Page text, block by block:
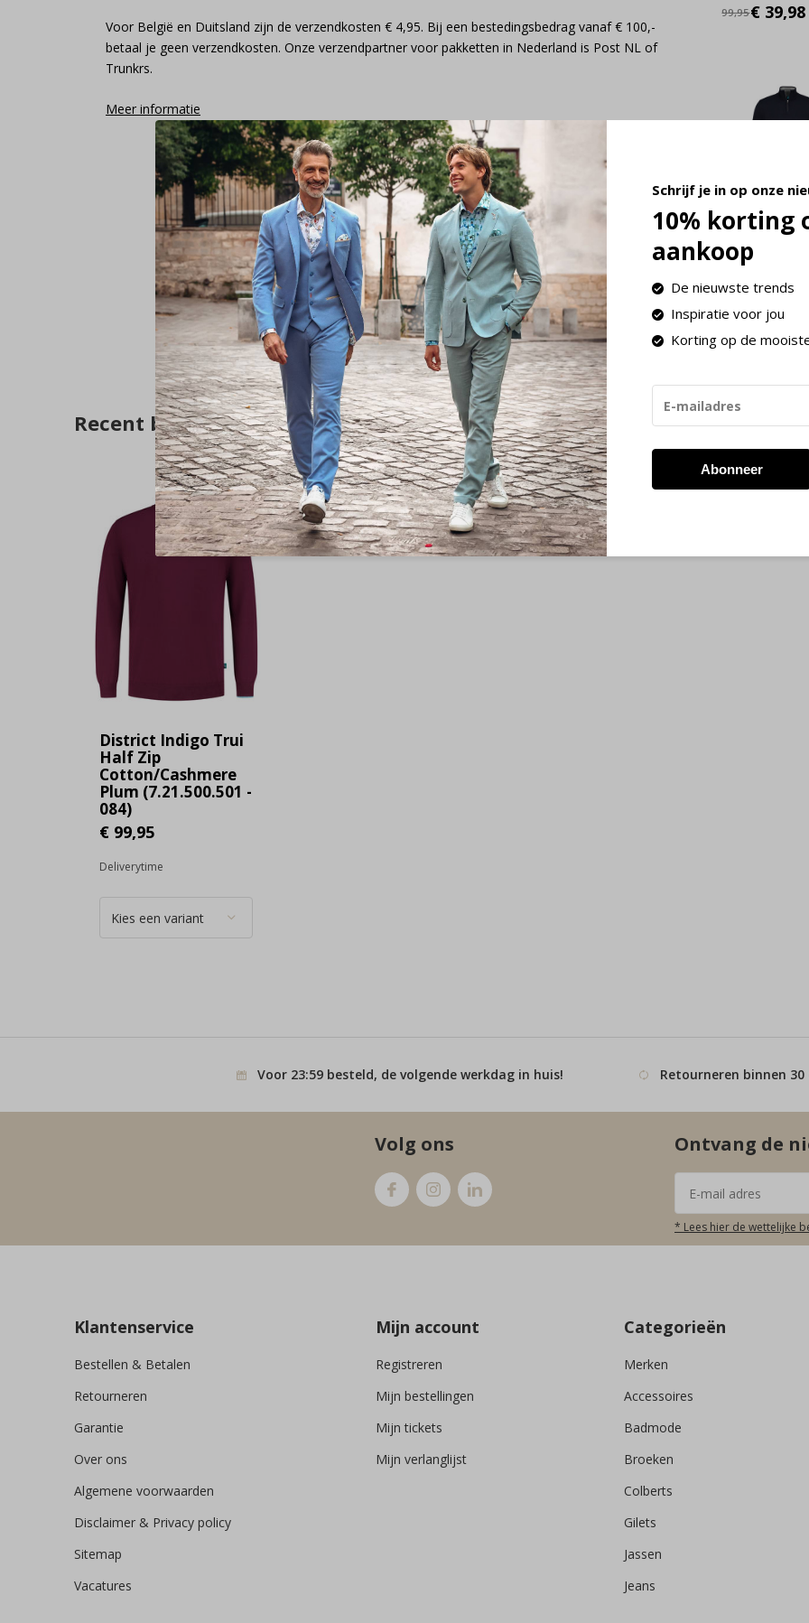
Voor België en Duitsland zijn de verzendkosten € 4,95. Bij een bestedingsbedrag vanaf € 100,-
betaal je geen verzendkosten. Onze verzendpartner voor pakketten in Nederland is Post NL of
Trunkrs.
Meer informatie
99,95€ 39,98
District
Half Zip
Cotton/
010)
99,95€ 39,98
Recent bekeken
District Indigo Trui
Half Zip
Cotton/Cashmere
Plum (7.21.500.501 -
084)
€ 99,95
Deliverytime
Schrijf je in op onze
10% korting
aankoop
De nieuwste trends
Inspiratie voor jou
Korting op de
Abonneer
Voor 23:59 besteld, de volgende werkdag in huis! Retourneren binnen 30
Volg ons Ontvang de
* Lees hier de wettelijke
Klantenservice
Bestellen & Betalen
Retourneren
Garantie
Over ons
Algemene voorwaarden
Disclaimer & Privacy policy
Sitemap
Vacatures
Mijn account
Registreren
Mijn bestellingen
Mijn tickets
Mijn verlanglijst
Categorieën
Merken
Accessoires
Badmode
Broeken
Colberts
Gilets
Jassen
Jeans